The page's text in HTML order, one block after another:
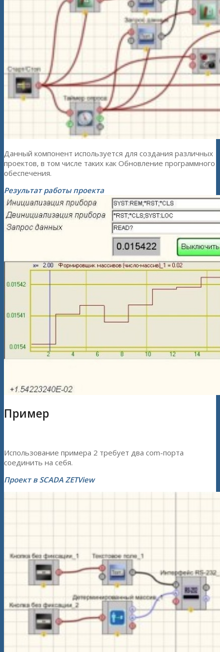
Данный компонент используется для создания различных
проектов, в том числе таких как Обновление программного
обеспечения.
Результат работы проекта
Пример
Использование примера 2 требует два com-порта
соединить на себя.
Проект в SCADA ZETView